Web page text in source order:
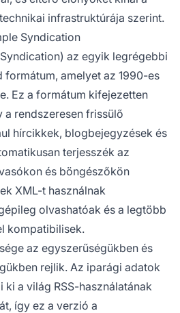
infrastruktúrája szerint.
Syndication
az egyik legrégebbi
amelyet az 1990-es
Ez a formátum kifejezetten
rendszeresen frissülő
hírcikkek, blogbejegyzések és
terjesszék az
és böngészőkön
XML-t használnak
olvashatóak és a legtöbb
kompatibilisek.
az egyszerűségükben és
rejlik. Az iparági adatok
ki a világ RSS-használatának
így ez a verzió a